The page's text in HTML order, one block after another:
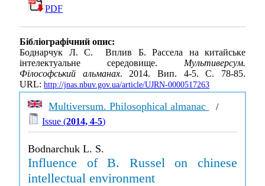
PDF
Бібліографічний опис:
Боднарчук Л. С. Вплив Б. Рассела на китайське
інтелектуальне середовище. Мультиверсум.
Філософський альманах. 2014. Вип. 4-5. С. 78-85.
URL: http://jnas.nbuv.gov.ua/article/UJRN-0000517263
Multiversum. Philosophical almanac
/
Issue (2014, 4-5)
Bodnarchuk L. S.
Influence of B. Russel on chinese
intellectual environment